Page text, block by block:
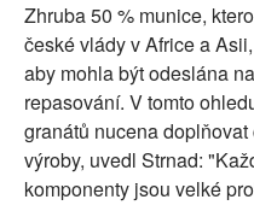
Zhruba 50 % munice,
české vlády v Africe a
aby mohla být odeslána
repasování. V tomto
granátů nucena
výroby, uvedl Strnad:
komponenty jsou velké